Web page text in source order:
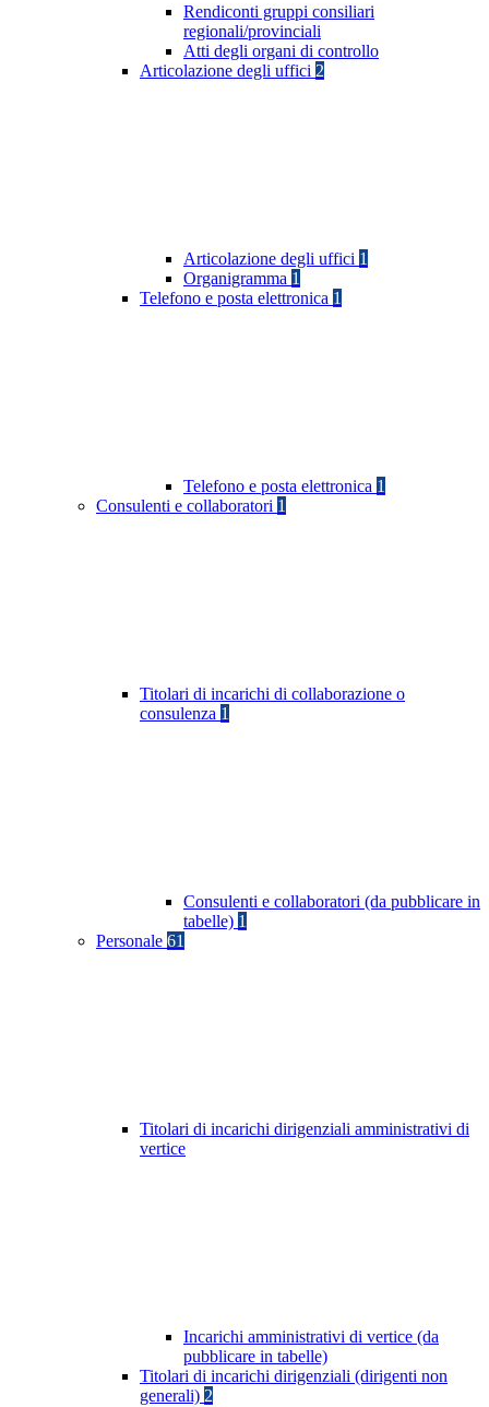
Rendiconti gruppi consiliari
regionali/provinciali
Atti degli organi di controllo
Articolazione degli uffici 2
Articolazione degli uffici 1
Organigramma 1
Telefono e posta elettronica 1
Telefono e posta elettronica 1
Consulenti e collaboratori 1
Titolari di incarichi di collaborazione o
consulenza 1
Consulenti e collaboratori (da pubblicare in
tabelle) 1
Personale 61
Titolari di incarichi dirigenziali amministrativi di
vertice
Incarichi amministrativi di vertice (da
pubblicare in tabelle)
Titolari di incarichi dirigenziali (dirigenti non
generali) 2